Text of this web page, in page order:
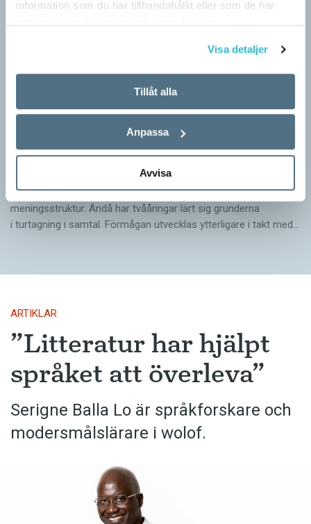
information som du har tillhandahållit eller som de har
Visa detaljer
Tillåt alla
Anpassa
Avvisa
Pronomen avslöjar vem som ska tala
Vid två års ålder har barn begränsad förståelse för
meningsstruktur. Ändå har tvååringar lärt sig grunderna
i turtagning i samtal. Förmågan utvecklas ytterligare i takt med…
ARTIKLAR
”Litteratur har hjälpt
språket att överleva”
Serigne Balla Lo är språkforskare och
moders­målslärare i wolof.